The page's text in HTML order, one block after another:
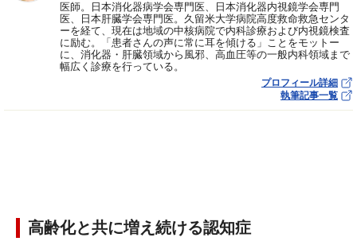
医師。日本消化器病学会専門医、日本消化器内視鏡学会専門
医、日本肝臓学会専門医。久留米大学病院高度救命救急センタ
ーを経て、現在は地域の中核病院で内科診療および内視鏡検査
に励む。「患者さんの声に常に耳を傾ける」ことをモットー
に、消化器・肝臓領域から風邪、高血圧等の一般内科領域まで
幅広く診療を行っている。
プロフィール詳細
執筆記事一覧
高齢化と共に増え続ける認知症